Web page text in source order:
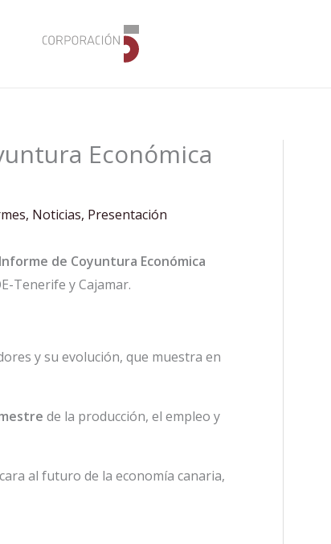
Económica
, Noticias, Presentación
Informe de Coyuntura Económica
Tenerife y Cajamar.
y su evolución, que muestra en
de la producción, el empleo y
al futuro de la economía canaria,